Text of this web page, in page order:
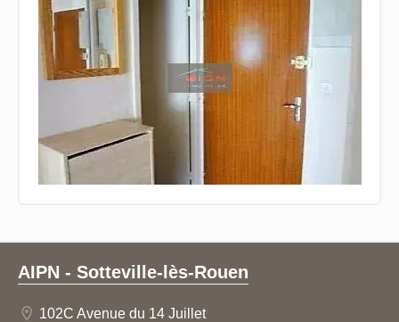
AIPN - Sotteville-lès-Rouen
102C Avenue du 14 Juillet